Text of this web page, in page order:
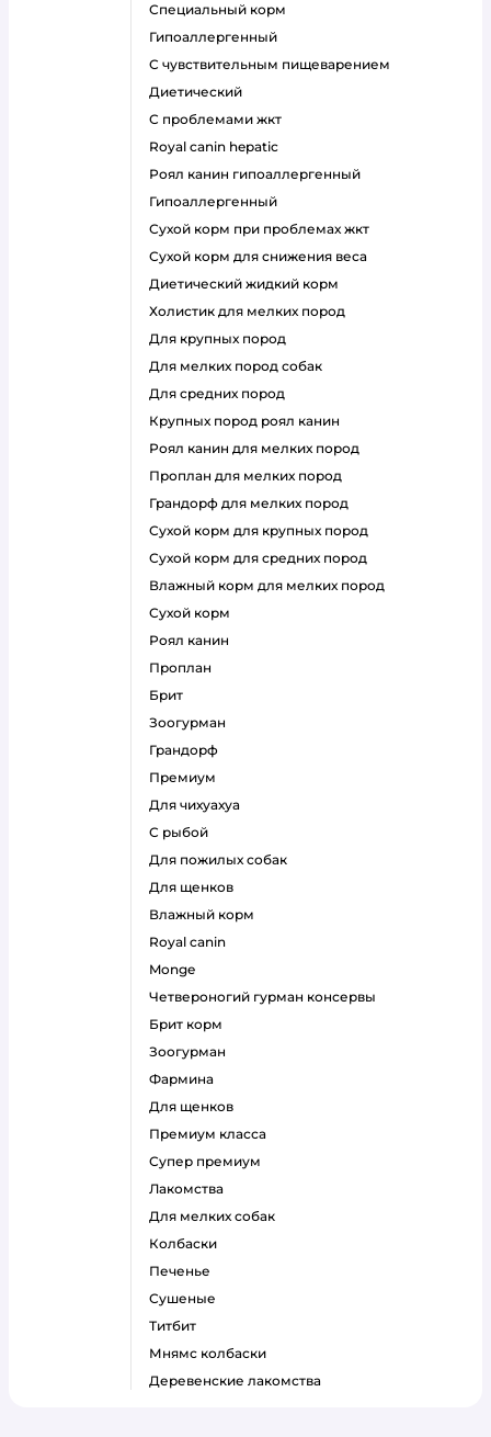
специальный корм
гипоаллергенный
с чувствительным пищеварением
диетический
с проблемами жкт
royal canin hepatic
роял канин гипоаллергенный
гипоаллергенный
сухой корм при проблемах жкт
сухой корм для снижения веса
диетический жидкий корм
холистик для мелких пород
для крупных пород
для мелких пород собак
для средних пород
крупных пород роял канин
роял канин для мелких пород
проплан для мелких пород
грандорф для мелких пород
сухой корм для крупных пород
сухой корм для средних пород
влажный корм для мелких пород
сухой корм
роял канин
проплан
брит
зоогурман
грандорф
премиум
для чихуахуа
с рыбой
для пожилых собак
для щенков
влажный корм
royal canin
monge
четвероногий гурман консервы
брит корм
зоогурман
фармина
для щенков
премиум класса
супер премиум
лакомства
для мелких собак
колбаски
печенье
сушеные
титбит
мнямс колбаски
деревенские лакомства